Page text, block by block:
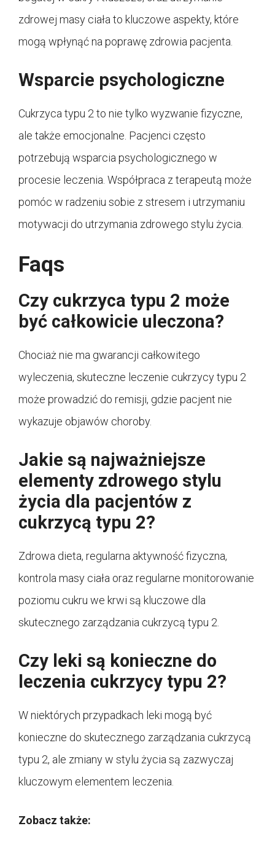
zdrowej masy ciała to kluczowe aspekty, które
mogą wpłynąć na poprawę zdrowia pacjenta.
Wsparcie psychologiczne
Cukrzyca typu 2 to nie tylko wyzwanie fizyczne,
ale także emocjonalne. Pacjenci często
potrzebują wsparcia psychologicznego w
procesie leczenia. Współpraca z terapeutą może
pomóc w radzeniu sobie z stresem i utrzymaniu
motywacji do utrzymania zdrowego stylu życia.
Faqs
Czy cukrzyca typu 2 może
być całkowicie uleczona?
Chociaż nie ma gwarancji całkowitego
wyleczenia, skuteczne leczenie cukrzycy typu 2
może prowadzić do remisji, gdzie pacjent nie
wykazuje objawów choroby.
Jakie są najważniejsze
elementy zdrowego stylu
życia dla pacjentów z
cukrzycą typu 2?
Zdrowa dieta, regularna aktywność fizyczna,
kontrola masy ciała oraz regularne monitorowanie
poziomu cukru we krwi są kluczowe dla
skutecznego zarządzania cukrzycą typu 2.
Czy leki są konieczne do
leczenia cukrzycy typu 2?
W niektórych przypadkach leki mogą być
konieczne do skutecznego zarządzania cukrzycą
typu 2, ale zmiany w stylu życia są zazwyczaj
kluczowym elementem leczenia.
Zobacz także: